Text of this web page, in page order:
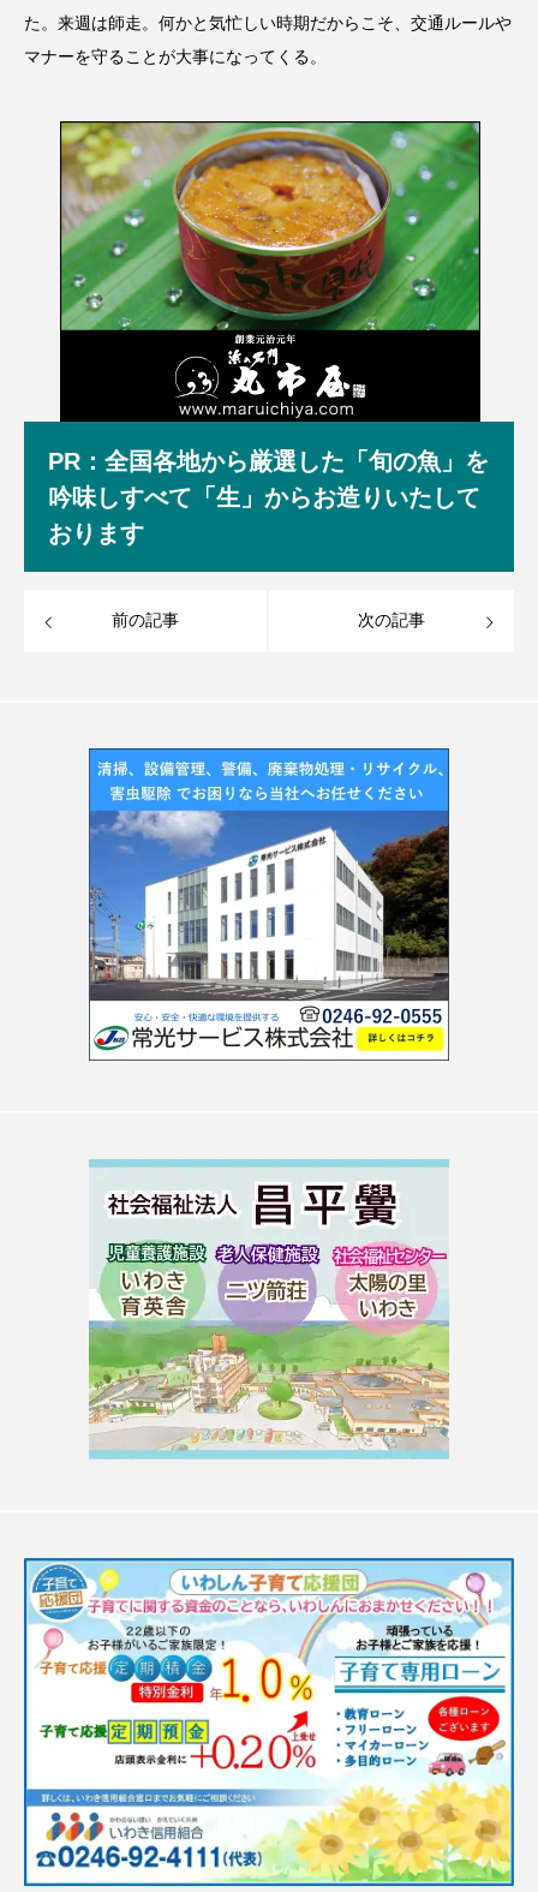
た。来週は師走。何かと気忙しい時期だからこそ、交通ルールや
マナーを守ることが大事になってくる。
PR：全国各地から厳選した「旬の魚」を
吟味しすべて「生」からお造りいたして
おります
前の記事 次の記事